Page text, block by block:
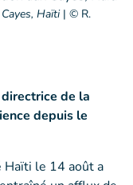
Haïti| © R.
de la
depuis le
Haïti le 14 août a